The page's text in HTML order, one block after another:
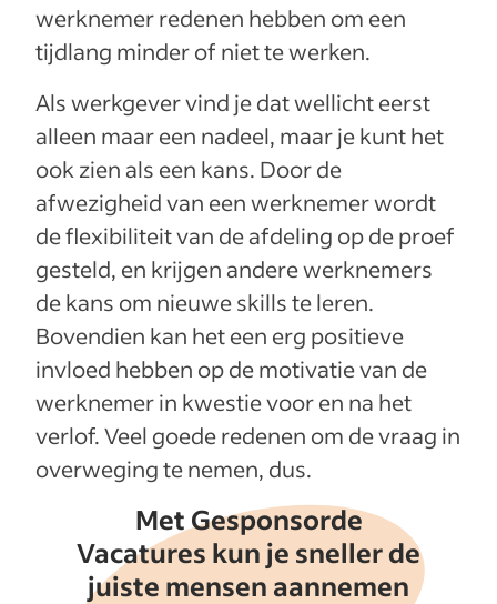
werknemer redenen hebben om een
tijdlang minder of niet te werken.
Als werkgever vind je dat wellicht eerst
alleen maar een nadeel, maar je kunt het
ook zien als een kans. Door de
afwezigheid van een werknemer wordt
de flexibiliteit van de afdeling op de proef
gesteld, en krijgen andere werknemers
de kans om nieuwe skills te leren.
Bovendien kan het een erg positieve
invloed hebben op de motivatie van de
werknemer in kwestie voor en na het
verlof. Veel goede redenen om de vraag in
overweging te nemen, dus.
Met Gesponsorde
Vacatures kun je sneller de
juiste mensen aannemen